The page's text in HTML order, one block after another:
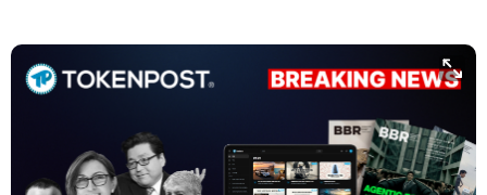
XRP (XRP) ₩1,477(-2.92%)
Solana (SOL) ₩103,735(-2.19%)